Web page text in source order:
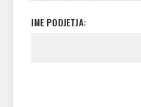
IME PODJETJA: